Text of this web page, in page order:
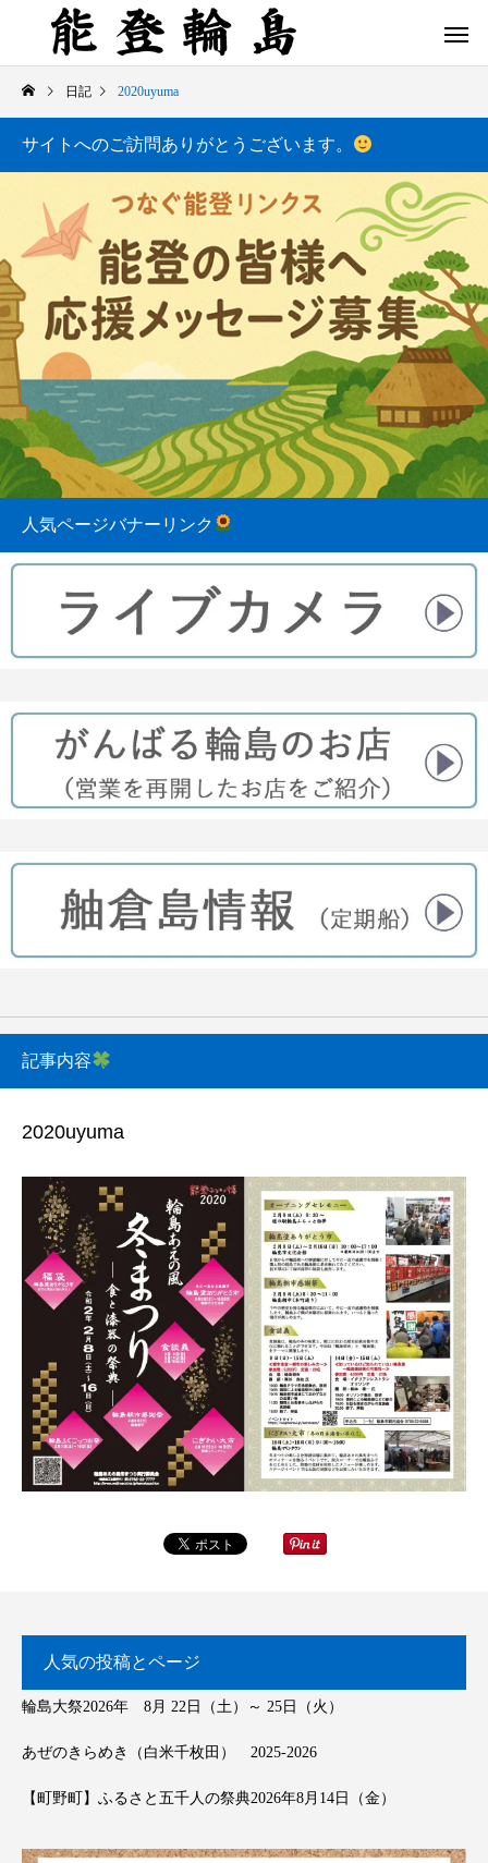
白米千枚田 あぜのきらめき（アルバム）
2023.08.31
今日の白米千枚田
日記 2020uyuma
サイトへのご訪問ありがとうございます。
人気ページバナーリンク
記事内容
2020uyuma
人気の投稿とページ
輪島大祭2026年 8月 22日（土）～ 25日（火）
あぜのきらめき（白米千枚田） 2025-2026
【町野町】ふるさと五千人の祭典2026年8月14日（金）